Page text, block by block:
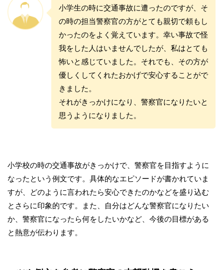
小学生の時に交通事故に遭ったのですが、そ
の時の担当警察官の方がとても親切で頼もし
かったのをよく覚えています。幸い事故で怪
我をした人はいませんでしたが、私はとても
怖いと感じていました。それでも、その方が
優しくしてくれたおかげで安心することがで
きました。
それがきっかけになり、警察官になりたいと
思うようになりました。
小学校の時の交通事故がきっかけで、警察官を目指すように
なったという例文です。具体的なエピソードが書かれていま
すが、どのように言われたら安心できたのかなどを盛り込む
とさらに印象的です。また、自分はどんな警察官になりたい
か、警察官になったら何をしたいかなど、今後の目標がある
と熱意が伝わります。